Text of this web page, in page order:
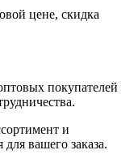
цене, скидка
покупателей
и
вашего заказа.